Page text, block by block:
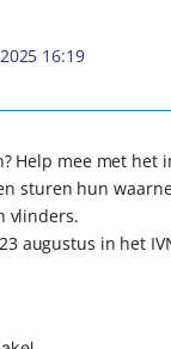
16:19
Help mee met het
sturen hun
vlinders.
augustus in het